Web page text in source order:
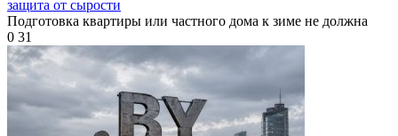
защита от сырости
Подготовка квартиры или частного дома к зиме не должна
0 31